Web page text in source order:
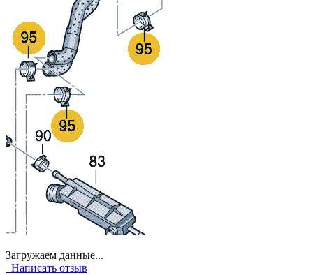
Загружаем данные...
Написать отзыв